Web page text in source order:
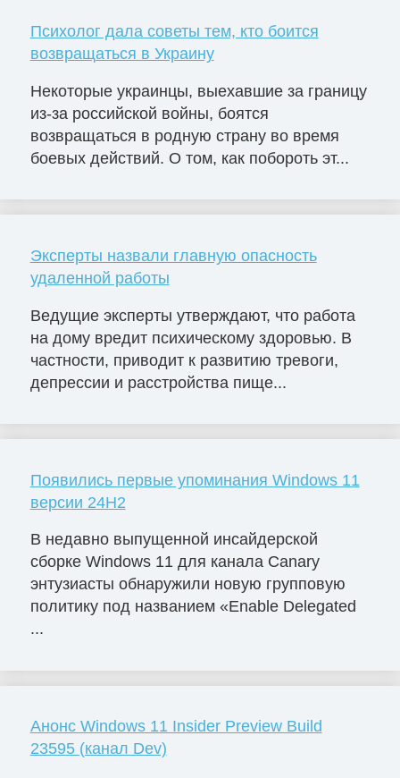
Психолог дала советы тем, кто боится
возвращаться в Украину
Некоторые украинцы, выехавшие за границу
из-за российской войны, боятся
возвращаться в родную страну во время
боевых действий. О том, как побороть эт...
Эксперты назвали главную опасность
удаленной работы
Ведущие эксперты утверждают, что работа
на дому вредит психическому здоровью. В
частности, приводит к развитию тревоги,
депрессии и расстройства пище...
Появились первые упоминания Windows 11
версии 24H2
В недавно выпущенной инсайдерской
сборке Windows 11 для канала Canary
энтузиасты обнаружили новую групповую
политику под названием «Enable Delegated
...
Анонс Windows 11 Insider Preview Build
23595 (канал Dev)